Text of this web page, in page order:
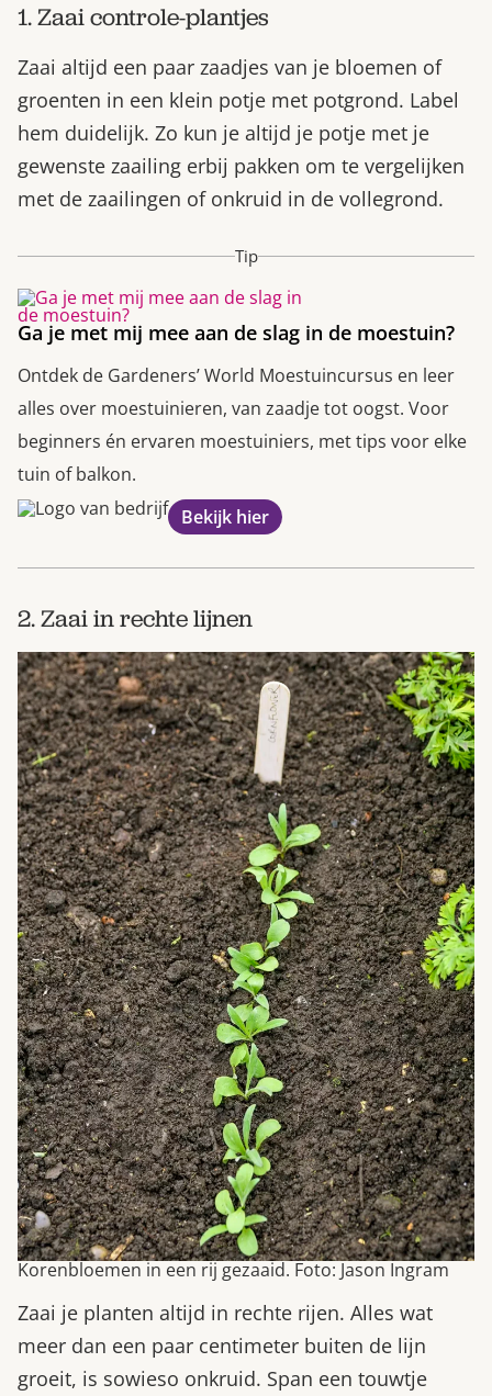
1. Zaai controle-plantjes
Zaai altijd een paar zaadjes van je bloemen of
groenten in een klein potje met potgrond. Label
hem duidelijk. Zo kun je altijd je potje met je
gewenste zaailing erbij pakken om te vergelijken
met de zaailingen of onkruid in de vollegrond.
Tip
Ga je met mij mee aan de slag in de moestuin?
Ontdek de Gardeners’ World Moestuincursus en leer
alles over moestuinieren, van zaadje tot oogst. Voor
beginners én ervaren moestuiniers, met tips voor elke
tuin of balkon.
Bekijk hier
2. Zaai in rechte lijnen
Korenbloemen in een rij gezaaid. Foto: Jason Ingram
Zaai je planten altijd in rechte rijen. Alles wat
meer dan een paar centimeter buiten de lijn
groeit, is sowieso onkruid. Span een touwtje